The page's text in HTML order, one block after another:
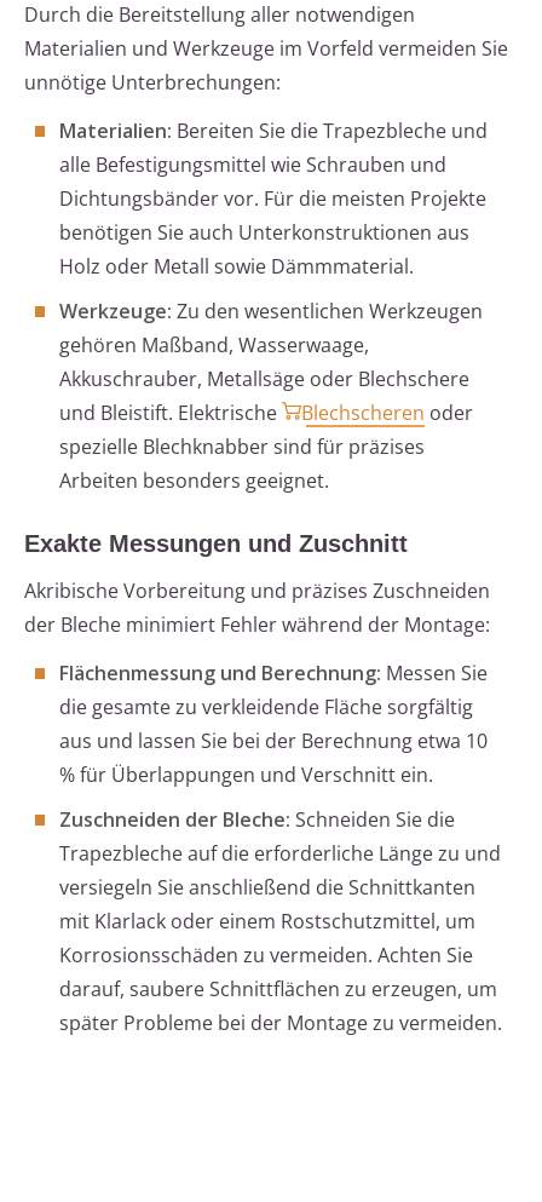
Durch die Bereitstellung aller notwendigen
Materialien und Werkzeuge im Vorfeld vermeiden Sie
unnötige Unterbrechungen:
Materialien: Bereiten Sie die Trapezbleche und
alle Befestigungsmittel wie Schrauben und
Dichtungsbänder vor. Für die meisten Projekte
benötigen Sie auch Unterkonstruktionen aus
Holz oder Metall sowie Dämmmaterial.
Werkzeuge: Zu den wesentlichen Werkzeugen
gehören Maßband, Wasserwaage,
Akkuschrauber, Metallsäge oder Blechschere
und Bleistift. Elektrische
Blechscheren oder
spezielle Blechknabber sind für präzises
Arbeiten besonders geeignet.
Exakte Messungen und Zuschnitt
Akribische Vorbereitung und präzises Zuschneiden
der Bleche minimiert Fehler während der Montage:
Flächenmessung und Berechnung: Messen Sie
die gesamte zu verkleidende Fläche sorgfältig
aus und lassen Sie bei der Berechnung etwa 10
% für Überlappungen und Verschnitt ein.
Zuschneiden der Bleche: Schneiden Sie die
Trapezbleche auf die erforderliche Länge zu und
versiegeln Sie anschließend die Schnittkanten
mit Klarlack oder einem Rostschutzmittel, um
Korrosionsschäden zu vermeiden. Achten Sie
darauf, saubere Schnittflächen zu erzeugen, um
später Probleme bei der Montage zu vermeiden.